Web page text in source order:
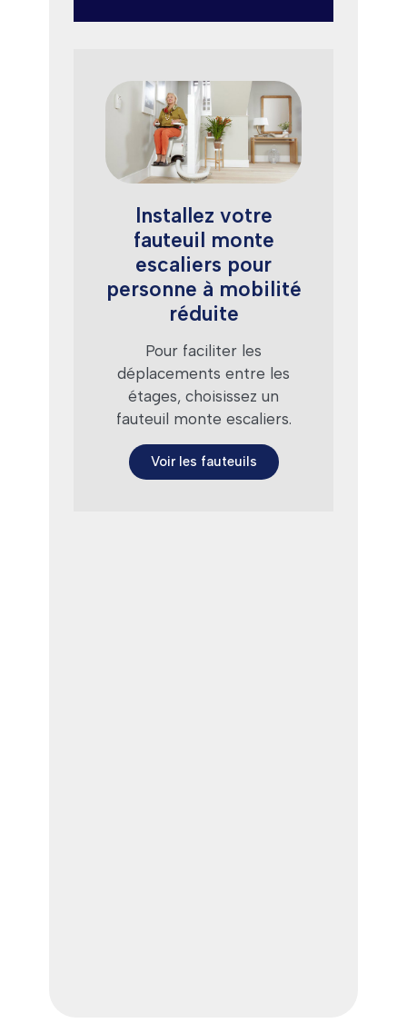
Installez votre
fauteuil monte
escaliers pour
personne à mobilité
réduite
Pour faciliter les
déplacements entre les
étages, choisissez un
fauteuil monte escaliers.
Voir les fauteuils